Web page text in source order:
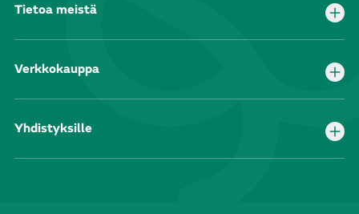
Tietoa meistä
Verkkokauppa
Yhdistyksille